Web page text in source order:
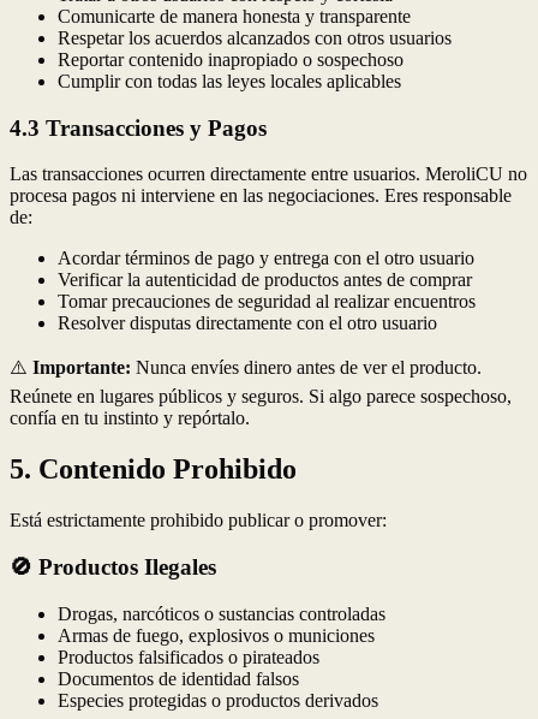
Comunicarte de manera honesta y transparente
Respetar los acuerdos alcanzados con otros usuarios
Reportar contenido inapropiado o sospechoso
Cumplir con todas las leyes locales aplicables
4.3 Transacciones y Pagos
Las transacciones ocurren directamente entre usuarios. MeroliCU no
procesa pagos ni interviene en las negociaciones. Eres responsable
de:
Acordar términos de pago y entrega con el otro usuario
Verificar la autenticidad de productos antes de comprar
Tomar precauciones de seguridad al realizar encuentros
Resolver disputas directamente con el otro usuario
⚠️ Importante: Nunca envíes dinero antes de ver el producto.
Reúnete en lugares públicos y seguros. Si algo parece sospechoso,
confía en tu instinto y repórtalo.
5. Contenido Prohibido
Está estrictamente prohibido publicar o promover:
🚫 Productos Ilegales
Drogas, narcóticos o sustancias controladas
Armas de fuego, explosivos o municiones
Productos falsificados o pirateados
Documentos de identidad falsos
Especies protegidas o productos derivados